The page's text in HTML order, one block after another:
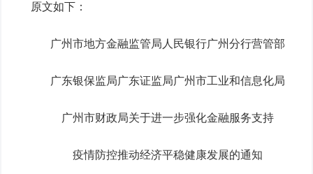
原文如下：
广州市地方金融监管局人民银行广州分行营管部
广东银保监局广东证监局广州市工业和信息化局
广州市财政局关于进一步强化金融服务支持
疫情防控推动经济平稳健康发展的通知